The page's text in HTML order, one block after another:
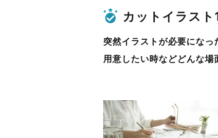
カットイラスト
突然イラストが必要にな
用意したい時などどんな